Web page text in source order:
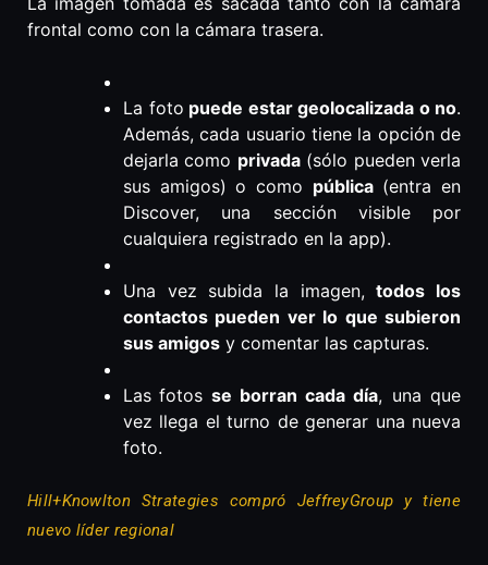
frontal como con la cámara trasera.
La foto puede estar geolocalizada o no.
Además, cada usuario tiene la opción de
dejarla como privada(sólo pueden verla
sus amigos) o como pública(entra en
Discover, una sección visible por
cualquiera registrado en la app).
Una vez subida la imagen,todos los
contactos pueden ver lo que subieron
sus amigos y comentar las capturas.
Las fotos se borran cada día, una que
vez llega el turno de generar una nueva
foto.
Hill+Knowlton Strategies compró JeffreyGroup y tiene
nuevo líder regional